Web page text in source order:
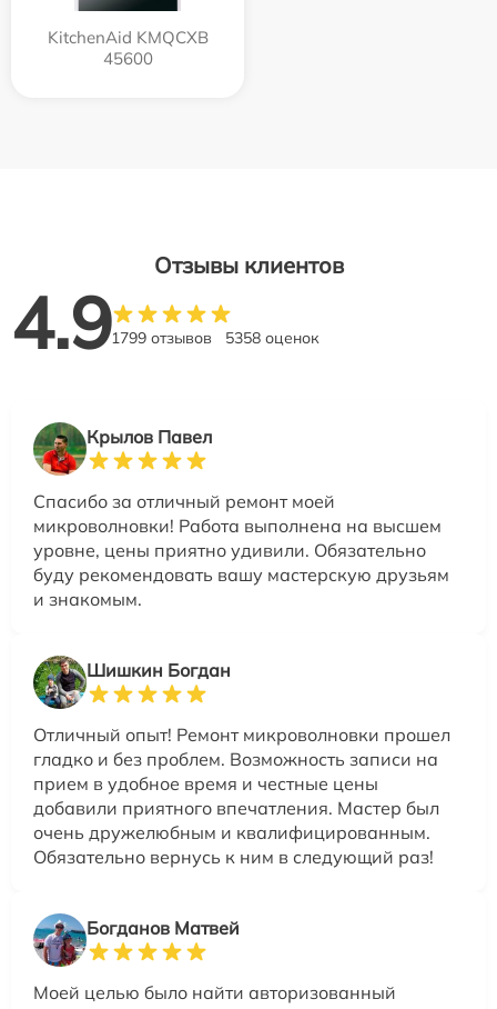
KitchenAid KMQCXB
45600
Отзывы клиентов
4.91799 отзывов 5358 оценок
Крылов Павел
Спасибо за отличный ремонт моей
микроволновки! Работа выполнена на высшем
уровне, цены приятно удивили. Обязательно
буду рекомендовать вашу мастерскую друзьям
и знакомым.
Шишкин Богдан
Отличный опыт! Ремонт микроволновки прошел
гладко и без проблем. Возможность записи на
прием в удобное время и честные цены
добавили приятного впечатления. Мастер был
очень дружелюбным и квалифицированным.
Обязательно вернусь к ним в следующий раз!
Богданов Матвей
Моей целью было найти авторизованный